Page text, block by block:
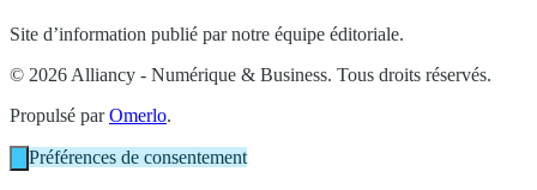
Site d’information publié par notre équipe éditoriale.
© 2026 Alliancy - Numérique & Business. Tous droits réservés.
Propulsé parOmerlo.
Préférences de consentement